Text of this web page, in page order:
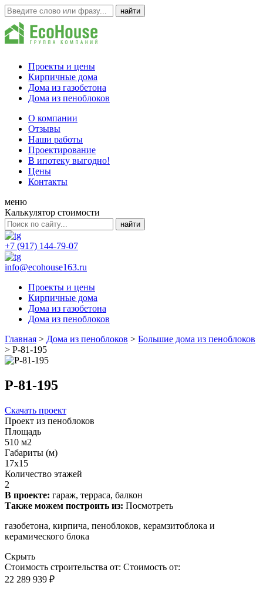
Проекты и цены
Кирпичные дома
Дома из газобетона
Дома из пеноблоков
О компании
Отзывы
Наши работы
Проектирование
В ипотеку выгодно!
Цены
Контакты
меню
Калькулятор стоимости
+7 (917) 144-79-07
info@ecohouse163.ru
Проекты и цены
Кирпичные дома
Дома из газобетона
Дома из пеноблоков
Главная > Дома из пеноблоков > Большие дома из пеноблоков
> Р-81-195
Р-81-195
Скачать проект
Проект из пеноблоков
Площадь
510 м2
Габариты (м)
17x15
Количество этажей
2
В проекте: гараж, терраса, балкон
Также можем построить из: Посмотреть
газобетона, кирпича, пеноблоков, керамзитоблока и
керамического блока
Скрыть
Стоимость строительства от: Стоимость от:
22 289 939 ₽